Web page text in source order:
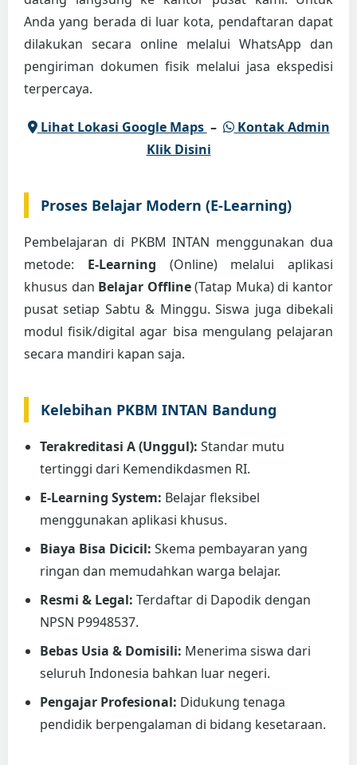
Anda yang berada di luar kota, pendaftaran dapat
dilakukan secara online melalui WhatsApp dan
pengiriman dokumen fisik melalui jasa ekspedisi
terpercaya.
Lihat Lokasi Google Maps –
Kontak Admin
Klik Disini
Proses Belajar Modern (E-Learning)
Pembelajaran di PKBM INTAN menggunakan dua
metode: E-Learning (Online) melalui aplikasi
khusus dan Belajar Offline(Tatap Muka) di kantor
pusat setiap Sabtu & Minggu. Siswa juga dibekali
modul fisik/digital agar bisa mengulang pelajaran
secara mandiri kapan saja.
Kelebihan PKBM INTAN Bandung
Terakreditasi A (Unggul): Standar mutu
tertinggi dari Kemendikdasmen RI.
E-Learning System: Belajar fleksibel
menggunakan aplikasi khusus.
Biaya Bisa Dicicil: Skema pembayaran yang
ringan dan memudahkan warga belajar.
Resmi & Legal: Terdaftar di Dapodik dengan
NPSN P9948537.
Bebas Usia & Domisili: Menerima siswa dari
seluruh Indonesia bahkan luar negeri.
Pengajar Profesional: Didukung tenaga
pendidik berpengalaman di bidang kesetaraan.